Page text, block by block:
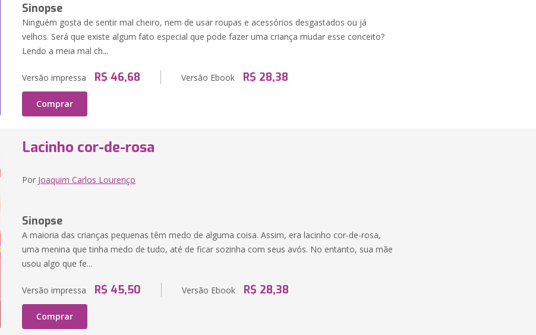
Sinopse
Ninguém gosta de sentir mal cheiro, nem de usar roupas e acessórios desgastados ou já
velhos. Será que existe algum fato especial que pode fazer uma criança mudar esse conceito?
Lendo a meia mal ch...
Versão impressa R$ 46,68 Versão Ebook R$ 28,38
Comprar
Lacinho cor-de-rosa
Por Joaquim Carlos Lourenço
Sinopse
A maioria das crianças pequenas têm medo de alguma coisa. Assim, era lacinho cor-de-rosa,
uma menina que tinha medo de tudo, até de ficar sozinha com seus avós. No entanto, sua mãe
usou algo que fe...
Versão impressa R$ 45,50 Versão Ebook R$ 28,38
Comprar